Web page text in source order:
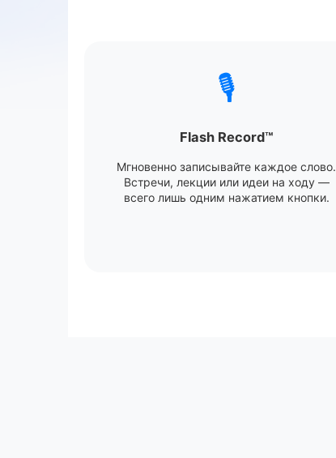
🎙️
Flash Record™
Мгновенно записывайте каждое слово.
Встречи, лекции или идеи на ходу —
всего лишь одним нажатием кнопки.